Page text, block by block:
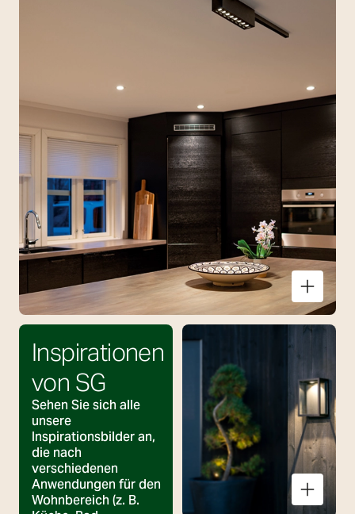
Küche
Inspirationen
von SG
Sehen Sie sich alle
unsere
Inspirationsbilder an,
die nach
verschiedenen
Anwendungen für den
Wohnbereich (z. B.